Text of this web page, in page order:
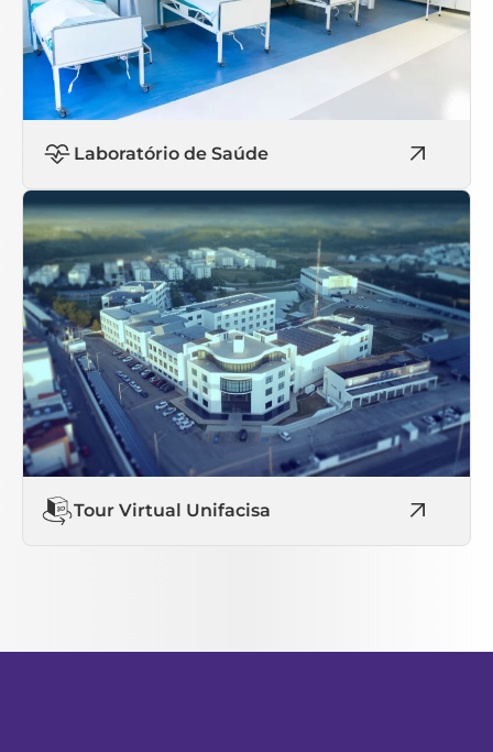
Laboratório de Saúde
Tour Virtual Unifacisa